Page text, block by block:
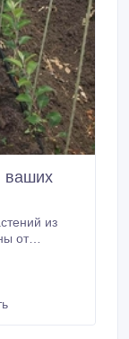
ваших
из
от
растений
для